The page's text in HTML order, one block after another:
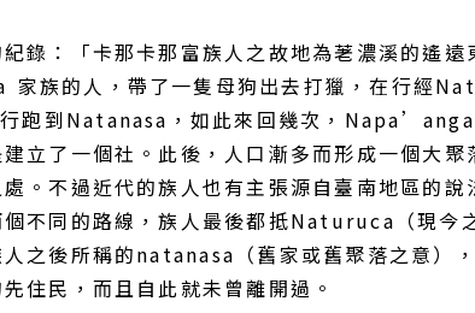
錄：「卡那卡那富族人之故地為荖濃溪的遙
的人，帶了一隻母狗出去打獵，在行經
跑到Natanasa，如此來回幾次，
立了一個社。此後，人口漸多而形成一個大
。不過近代的族人也有主張源自臺南地區的
個不同的路線，族人最後都抵Naturuca（現
之後所稱的natanasa（舊家或舊聚落之意）
住民，而且自此就未曾離開過。